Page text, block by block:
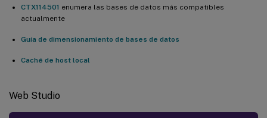
CTX114501 enumera las bases de datos más compatibles
actualmente
Guía de dimensionamiento de bases de datos
Caché de host local
Web Studio